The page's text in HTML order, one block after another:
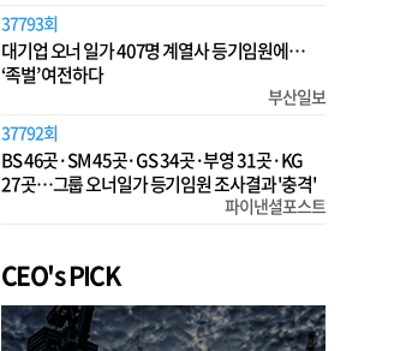
37793회
대기업 오너 일가 407명 계열사 등기임원에…
‘족벌’ 여전하다
부산일보
37792회
BS 46곳·SM 45곳·GS 34곳·부영 31곳·KG
27곳…그룹 오너일가 등기임원 조사결과 '충격'
파이낸셜포스트
CEO's PICK